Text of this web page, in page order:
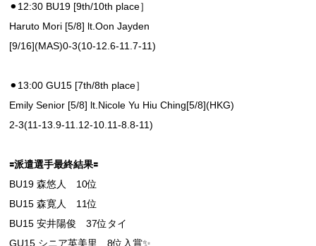
⚫︎12:30 BU19 [9th/10th place］
Haruto Mori [5/8] lt.Oon Jayden
[9/16](MAS)0-3(10-12.6-11.7-11)
⚫︎13:00 GU15 [7th/8th place］
Emily Senior [5/8] lt.Nicole Yu Hiu Ching[5/8](HKG)
2-3(11-13.9-11.12-10.11-8.8-11)
🟰派遣選手最終結果🟰
BU19 森悠人 10位
BU15 森寛人 11位
BU15 安井陽俊 37位タイ
GU15 シニア英美里 8位入賞✨